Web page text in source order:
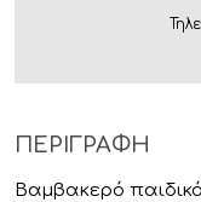
ΠΕΡΙΓΡΑΦΗ
Βαμβακερό